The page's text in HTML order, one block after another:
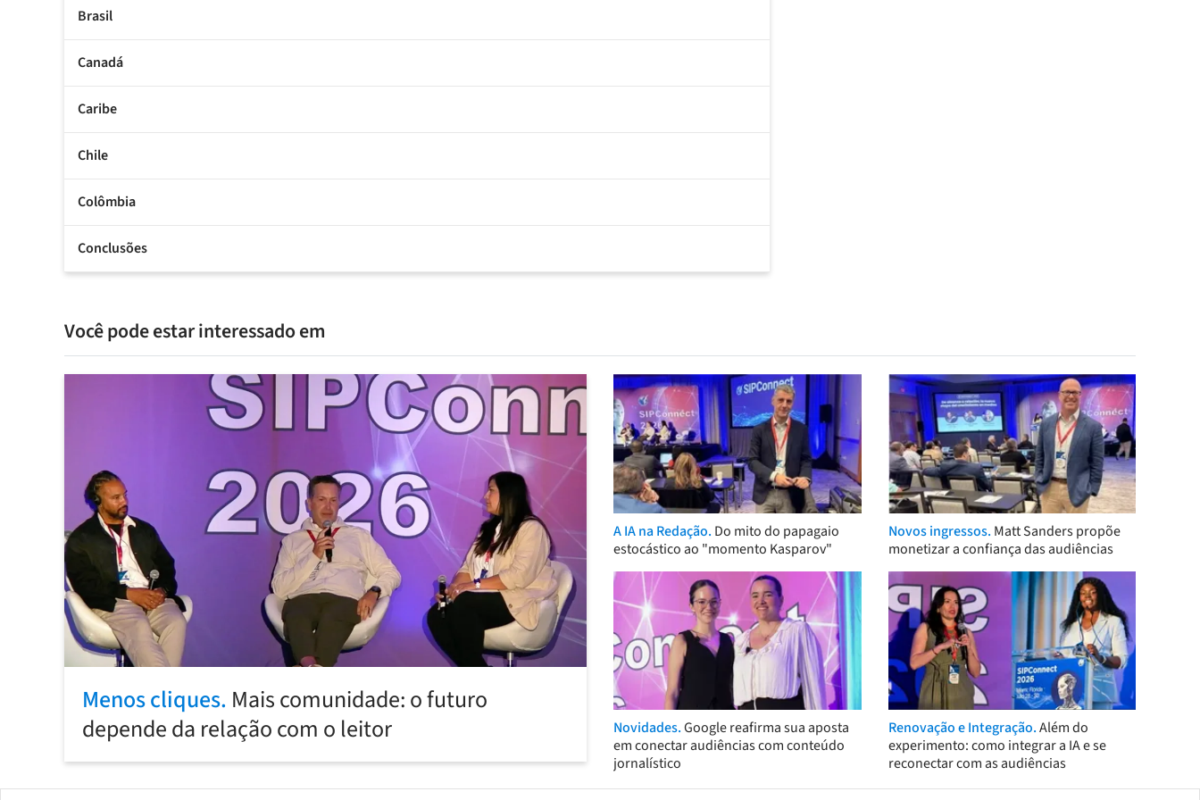
Brasil
Canadá
Caribe
Chile
Colômbia
Conclusões
Você pode estar interessado em
Menos cliques. Mais comunidade: o futuro
depende da relação com o leitor
A IA na Redação. Do mito do papagaio
estocástico ao "momento Kasparov"
Novos ingressos. Matt Sanders propõe
monetizar a confiança das audiências
Novidades.Google reafirma sua aposta
em conectar audiências com conteúdo
jornalístico
Renovação e Integração.Além do
experimento: como integrar a IA e se
reconectar com as audiências